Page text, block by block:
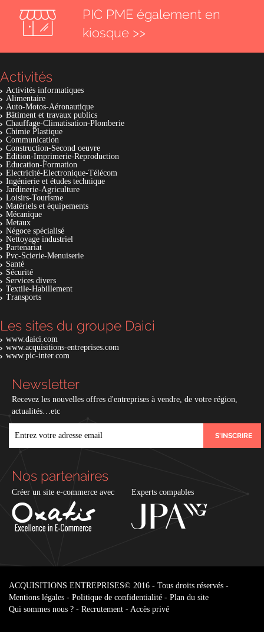
PIC PME également en
kiosque >>
Activités
Activités informatiques
Alimentaire
Auto-Motos-Aéronautique
Bâtiment et travaux publics
Chauffage-Climatisation-Plomberie
Chimie Plastique
Communication
Construction-Second oeuvre
Edition-Imprimerie-Reproduction
Education-Formation
Electricité-Electronique-Télécom
Ingénierie et études technique
Jardinerie-Agriculture
Loisirs-Tourisme
Matériels et équipements
Mécanique
Metaux
Négoce spécialisé
Nettoyage industriel
Partenariat
Pvc-Scierie-Menuiserie
Santé
Sécurité
Services divers
Textile-Habillement
Transports
Les sites du groupe Daici
www.daici.com
www.acquisitions-entreprises.com
www.pic-inter.com
Newsletter
Recevez les nouvelles offres d'entreprises à vendre, de votre région,
actualités…etc
Nos partenaires
Créer un site e-commerce avec Experts compables
ACQUISITIONS ENTREPRISES© 2016 - Tous droits réservés -
Mentions légales - Politique de confidentialité - Plan du site
Qui sommes nous ? - Recrutement - Accès privé